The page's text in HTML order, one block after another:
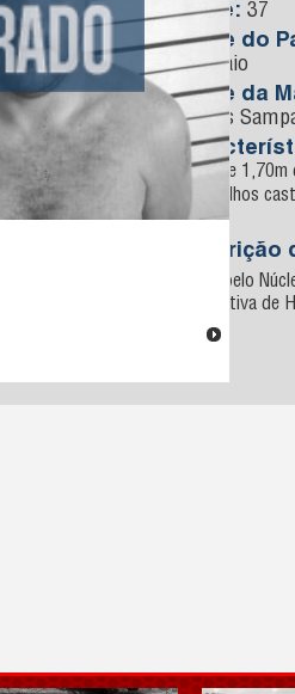
Idade: 37
Nome do
Sampaio
Nome da
Gomes
cerca de
ralos, olhos
largas.
Descrição
Preso pelo
a Tentativa de